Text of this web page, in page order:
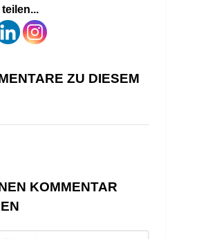
teilen...
ZU DIESEM
KOMMENTAR